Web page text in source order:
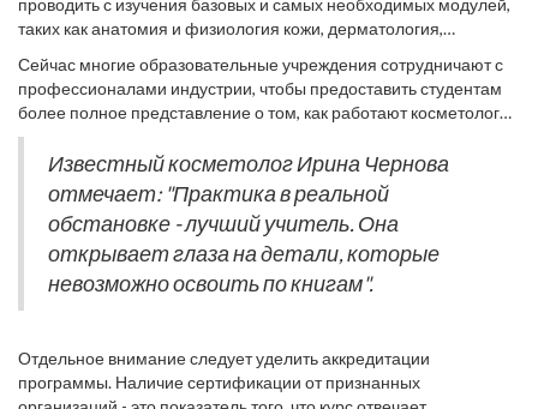
здесь важно помнить, что не все программы одинаково хороши,
и необходимо внимательно подходить к их выбору.
проводить с изучения базовых и самых необходимых модулей,
таких как анатомия и физиология кожи, дерматология,
Эти основы помогут не только в освоении профессии, но и
предотвратят возникновение ошибок, которые могут навредить
клиентам. Курсы, предоставляющие такой старт, существенно
пропуская фундаментальные знания.
Сейчас многие образовательные учреждения сотрудничают с
профессионалами индустрии, чтобы предоставить студентам
более полное представление о том, как работают косметологи
на практике. К примеру, некоторые курсы предлагают
прохождение стажировок в салонах, что не только позволяет
закрепить полученные знания на практике, но и дает студентам
возможность почувствовать себя частью этой интересной
профессии.
Известный косметолог Ирина Чернова
отмечает: "Практика в реальной
обстановке - лучший учитель. Она
открывает глаза на детали, которые
невозможно освоить по книгам".
Отдельное внимание следует уделить аккредитации
программы. Наличие сертификации от признанных